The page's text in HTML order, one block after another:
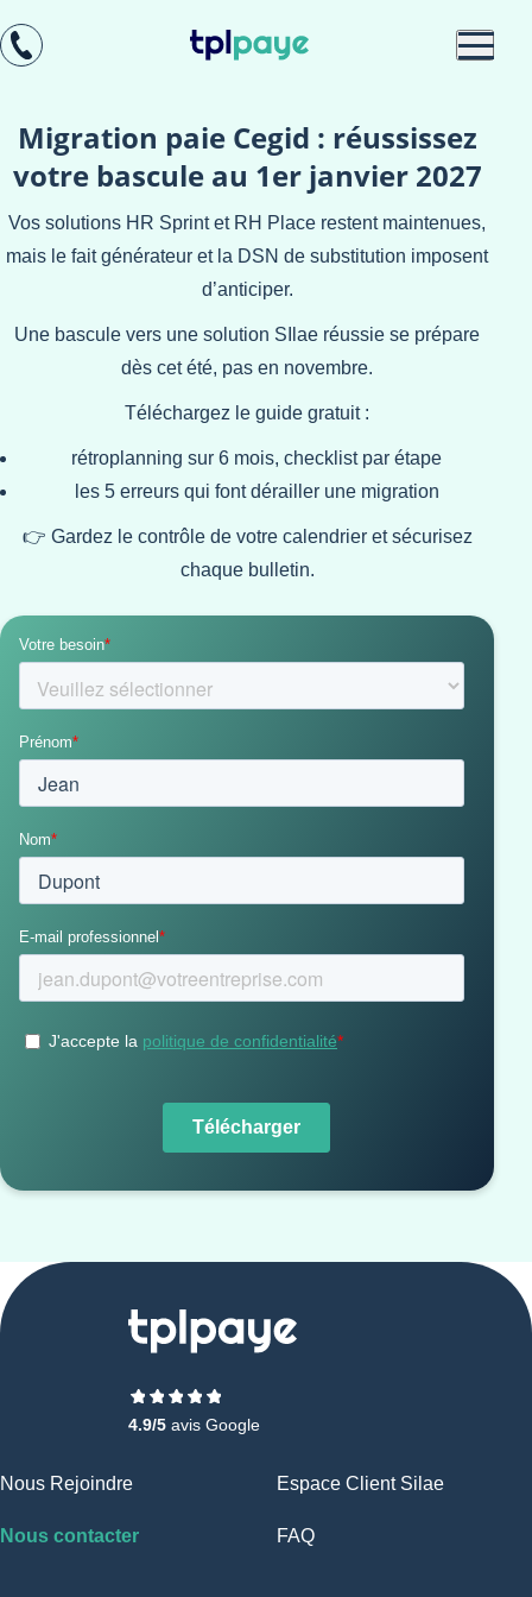
Skip
to
Aller au
contenu
Migration paie Cegid : réussissez
votre bascule au 1er janvier 2027
Vos solutions HR Sprint et RH Place restent maintenues,
mais le fait générateur et la DSN de substitution imposent
d’anticiper.
Une bascule vers une solution SIlae réussie se prépare
dès cet été, pas en novembre.
Téléchargez le guide gratuit :
rétroplanning sur 6 mois, checklist par étape
les 5 erreurs qui font dérailler une migration
👉 Gardez le contrôle de votre calendrier et sécurisez
chaque bulletin.
4.9/5 avis Google
Nous Rejoindre
Nous contacter
Espace Client Silae
FAQ